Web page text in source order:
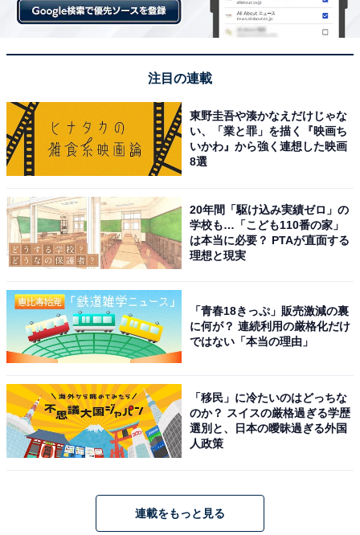
量 低振動 風量3段切替+無段変速スイッチ 蓄電池・充電器
別売り RB18DC(NN) グリーン|ブラック
ハイコーキ「UP18DA」
HiKOKI(ハイコーキ) 18V 空気入れ UP18DA 充電式 最高
圧力1,100kPa 蓄電池・充電器別売 UP18DA(NN)
ハイコーキ「RP18DA」
両用 蓄電池・充電機別売 RP18DA(NN)
注目の連載
東野圭吾や湊かなえだけじゃな
い、「業と罪」を描く『映画ち
いかわ』から強く連想した映画
8選
20年間「駆け込み実績ゼロ」の
学校も…「こども110番の家」
は本当に必要？ PTAが直面する
理想と現実
「青春18きっぷ」販売激減の裏
に何が？ 連続利用の厳格化だけ
ではない「本当の理由」
「移民」に冷たいのはどっちな
のか？ スイスの厳格過ぎる学歴
選別と、日本の曖昧過ぎる外国
人政策
連載をもっと見る